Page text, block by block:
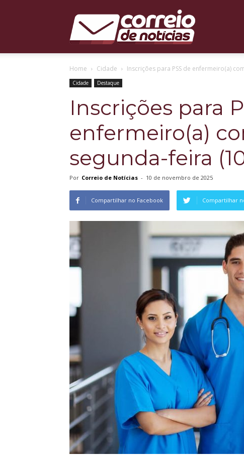
Correio
Notícias
Home Cidade Inscrições para PSS de enfermeiro(a)
Cidade Destaque
Inscrições para
enfermeiro(a)
segunda-feira
Por Correio de Notícias - 10 de novembro de 2025
Compartilhar no Facebook Compartilhar